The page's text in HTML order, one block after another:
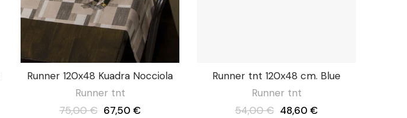
Runner 120x48 Kuadra Nocciola
Runner tnt
75,00 € 67,50 €
Runner tnt 120x48 cm. Blue
Runner tnt
54,00 € 48,60 €